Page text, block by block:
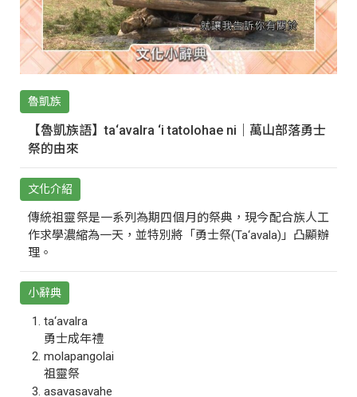
魯凱族
【魯凱族語】ta‘avalra ‘i tatolohae ni｜萬山部落勇士
祭的由來
文化介紹
傳統祖靈祭是一系列為期四個月的祭典，現今配合族人工
作求學濃縮為一天，並特別將「勇士祭(Ta‘avala)」凸顯辦
理。
小辭典
ta‘avalra
勇士成年禮
molapangolai
祖靈祭
asavasavahe